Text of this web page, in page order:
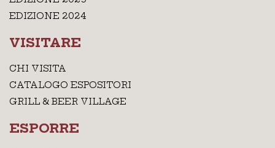
EDIZIONE 2024
VISITARE
CHI VISITA
CATALOGO ESPOSITORI
GRILL & BEER VILLAGE
ESPORRE